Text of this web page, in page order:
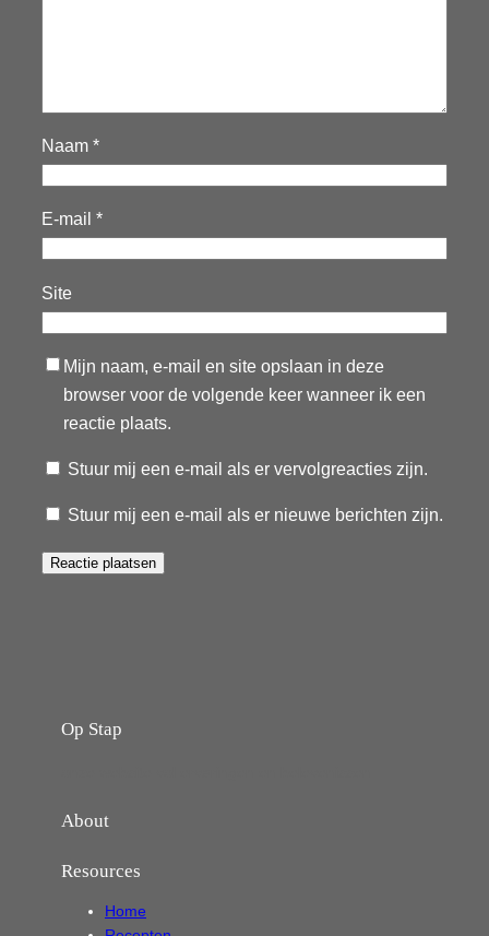
Naam *
E-mail *
Site
Mijn naam, e-mail en site opslaan in deze
browser voor de volgende keer wanneer ik een
reactie plaats.
Stuur mij een e-mail als er vervolgreacties zijn.
Stuur mij een e-mail als er nieuwe berichten zijn.
Op Stap
About
Resources
Home